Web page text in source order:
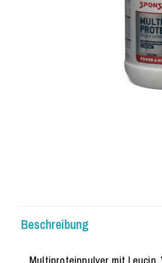
Beschreibung